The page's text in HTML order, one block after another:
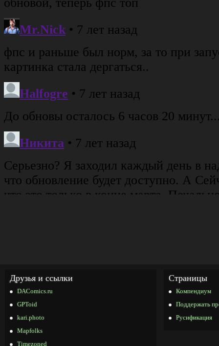
Друзья и ссылки
DAComics.ru
GPToid
kari.photo
Mapfolks
Timezoned
Страницы
Компендиум
Поддержать
Русификация